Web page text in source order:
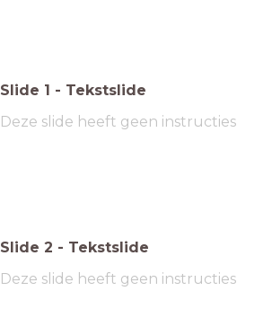
Slide 1 - Tekstslide
Deze slide heeft geen instructies
Slide 2 - Tekstslide
Deze slide heeft geen instructies